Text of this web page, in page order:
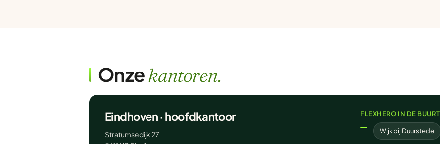
Onzekantoren.
Eindhoven · hoofdkantoor
Stratumsedijk 27
FLEXHERO IN DE BUURT
Wijk bij Duurstede